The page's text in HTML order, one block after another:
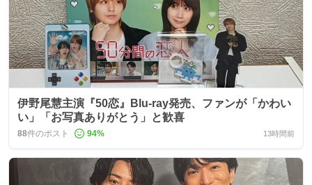
伊野尾慧主演『50恋』Blu‑ray発売、ファンが「かわい
い」「お写真ありがとう」と歓喜
88件のポスト 94% 13時間前